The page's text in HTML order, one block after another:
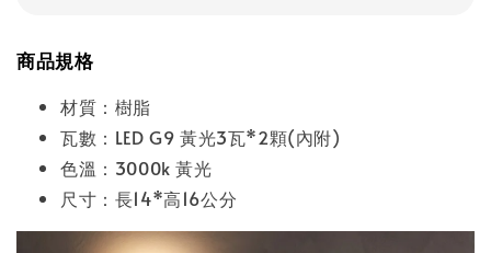
商品規格
材質：樹脂
瓦數：LED G9 黃光3瓦*2顆(內附)
色溫：3000k 黃光
尺寸：長14*高16公分